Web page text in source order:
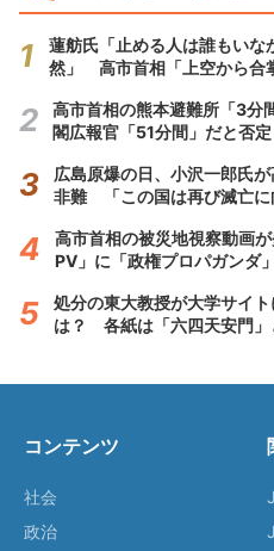
蓮舫氏「止める人は誰もいな
然」 高市首相「上空から合
高市首相の熊本避難所「3
閣広報官「51分間」だと否定
広島原爆の日、小沢一郎氏
非難 「この国は再び滅亡に
高市首相の被災地視察動画
PV」に「政権プロパガンダ
処分の東大教授が大学サイ
は？ 各紙は「六四天安門」
コンテンツ
社会
政治